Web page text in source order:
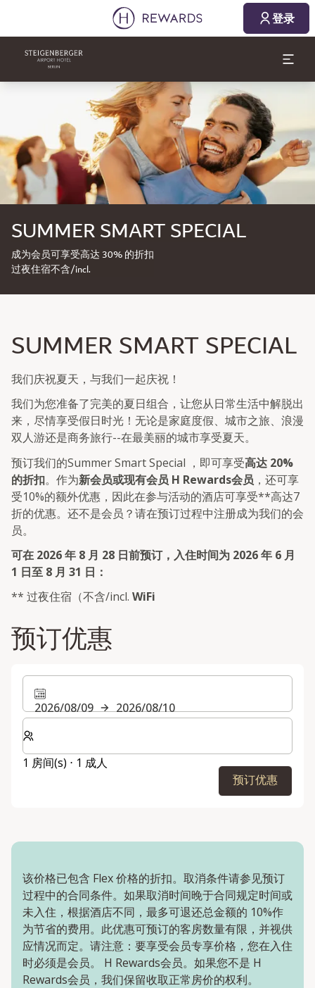
登录
SUMMER SMART SPECIAL
成为会员可享受高达 30% 的折扣
过夜住宿不含/incl.
SUMMER SMART SPECIAL
我们庆祝夏天，与我们一起庆祝！
我们为您准备了完美的夏日组合，让您从日常生活中解脱出
来，尽情享受假日时光！无论是家庭度假、城市之旅、浪漫
双人游还是商务旅行--在最美丽的城市享受夏天。
预订我们的Summer Smart Special ，即可享受高达 20%
的折扣。作为新会员或现有会员 H Rewards会员 ，还可享
受10%的额外优惠，因此在参与活动的酒店可享受**高达7
折的优惠。还不是会员？请在预订过程中注册成为我们的会
员。
可在 2026 年 8 月 28 日前预订，入住时间为 2026 年 6 月
1 日至 8 月 31 日：
** 过夜住宿（不含/incl. WiFi
预订优惠
2026/08/09
2026/08/10
选择房间数和入住人数
1 房间(s) ⋅ 1 成人
预订优惠
该价格已包含 Flex 价格的折扣。取消条件请参见预订
过程中的合同条件。如果取消时间晚于合同规定时间或
未入住，根据酒店不同，最多可退还总金额的 10%作
为节省的费用。此优惠可预订的客房数量有限，并视供
应情况而定。请注意：要享受会员专享价格，您在入住
时必须是会员。 H Rewards会员。如果您不是 H
Rewards会员，我们保留收取正常房价的权利。